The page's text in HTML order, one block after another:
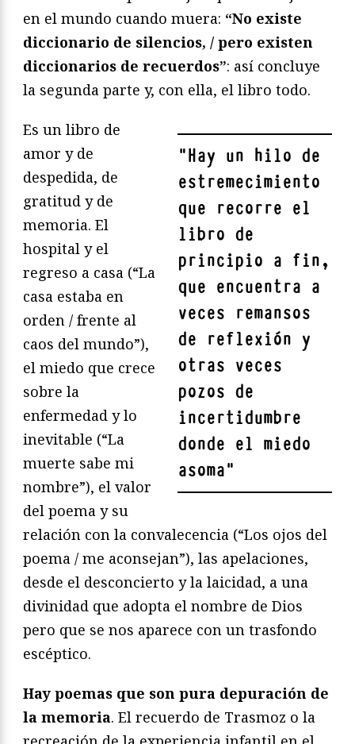
en el mundo cuando muera: “No existe
diccionario de silencios, / pero existen
diccionarios de recuerdos”: así concluye
la segunda parte y, con ella, el libro todo.
"Hay un hilo de
estremecimiento
que recorre el
libro de
principio a fin,
que encuentra a
veces remansos
de reflexión y
otras veces
pozos de
incertidumbre
donde el miedo
asoma"
Es un libro de
amor y de
despedida, de
gratitud y de
memoria. El
hospital y el
regreso a casa (“La
casa estaba en
orden / frente al
caos del mundo”),
el miedo que crece
sobre la
enfermedad y lo
inevitable (“La
muerte sabe mi
nombre”), el valor
del poema y su
relación con la convalecencia (“Los ojos del
poema / me aconsejan”), las apelaciones,
desde el desconcierto y la laicidad, a una
divinidad que adopta el nombre de Dios
pero que se nos aparece con un trasfondo
escéptico.
Hay poemas que son pura depuración de
la memoria. El recuerdo de Trasmoz o la